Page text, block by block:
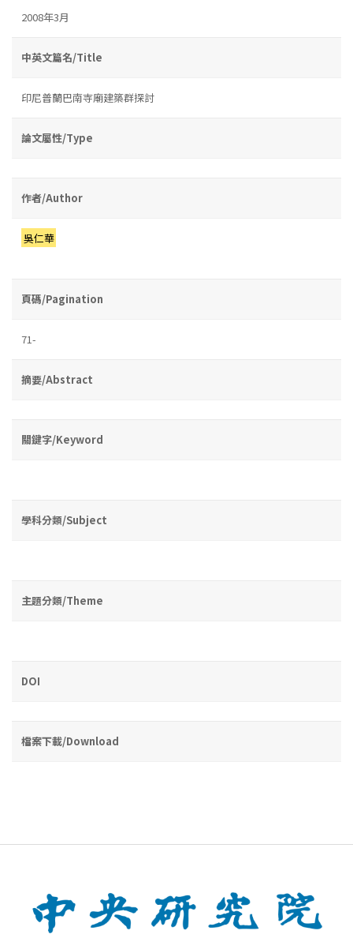
2008年3月
中英文篇名/Title
印尼普蘭巴南寺廟建築群探討
論文屬性/Type
作者/Author
吳仁華
頁碼/Pagination
71-
摘要/Abstract
關鍵字/Keyword
學科分類/Subject
主題分類/Theme
DOI
檔案下載/Download